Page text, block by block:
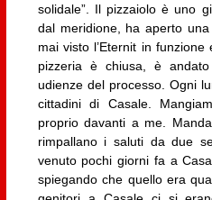
solidale”. Il pizzaiolo è uno
dal meridione, ha aperto
mai visto l’Eternit in
pizzeria è chiusa, è
udienze del processo. Ogni
cittadini di Casale.
proprio davanti a me.
rimpallano i saluti da due
venuto pochi giorni fa a
spiegando che quello era